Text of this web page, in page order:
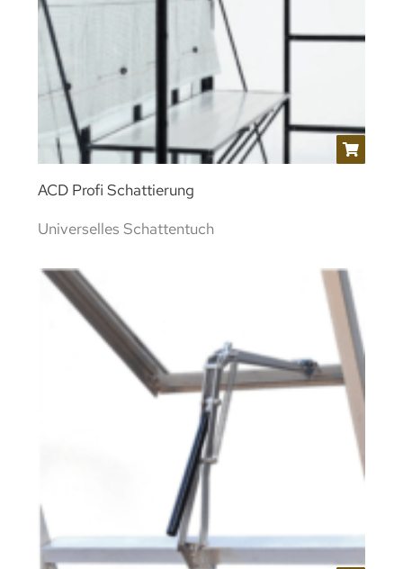
ACD Profi Schattierung
Universelles Schattentuch